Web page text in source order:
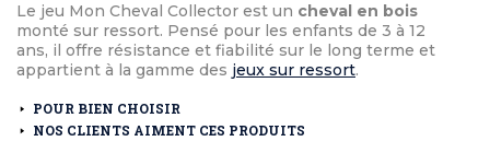
Le jeu Mon Cheval Collector est un cheval en bois
monté sur ressort. Pensé pour les enfants de 3 à 12
ans, il offre résistance et fiabilité sur le long terme et
appartient à la gamme des jeux sur ressort.
POUR BIEN CHOISIR
NOS CLIENTS AIMENT CES PRODUITS